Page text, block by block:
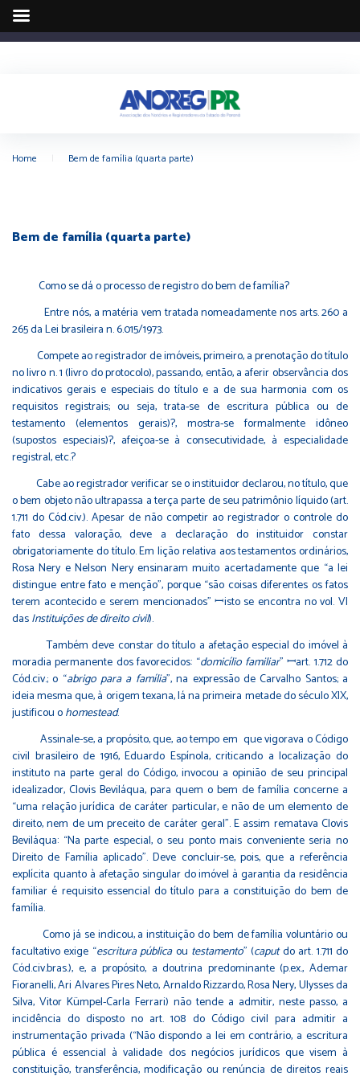
Home Bem de família (quarta parte)
Bem de família (quarta parte)
Como se dá o processo de registro do bem de família?
Entre nós, a matéria vem tratada nomeadamente nos arts. 260 a
265 da Lei brasileira n. 6.015/1973.
Compete ao registrador de imóveis, primeiro, a prenotação do título
no livro n. 1 (livro do protocolo), passando, então, a aferir observância dos
indicativos gerais e especiais do título e a de sua harmonia com os
requisitos registrais; ou seja, trata-se de escritura pública ou de
testamento (elementos gerais)?, mostra-se formalmente idôneo
(supostos especiais)?, afeiçoa-se à consecutividade, à especialidade
registral, etc.?
Cabe ao registrador verificar se o instituidor declarou, no título, que
o bem objeto não ultrapassa a terça parte de seu patrimônio líquido (art.
1.711 do Cód.civ.). Apesar de não competir ao registrador o controle do
fato dessa valoração, deve a declaração do instituidor constar
obrigatoriamente do título. Em lição relativa aos testamentos ordinários,
Rosa Nery e Nelson Nery ensinaram muito acertadamente que “a lei
distingue entre fato e menção”, porque “são coisas diferentes os fatos
terem acontecido e serem mencionados” ꟷisto se encontra no vol. VI
dasInstituições de direito civil).
Também deve constar do título a afetação especial do imóvel à
moradia permanente dos favorecidos: “domicílio familiar” ꟷart. 1.712 do
Cód.civ.; o “abrigo para a família”, na expressão de Carvalho Santos; a
ideia mesma que, à origem texana, lá na primeira metade do século XIX,
justificou ohomestead.
Assinale-se, a propósito, que, ao tempo em que vigorava o Código
civil brasileiro de 1916, Eduardo Espínola, criticando a localização do
instituto na parte geral do Código, invocou a opinião de seu principal
idealizador, Clovis Beviláqua, para quem o bem de família concerne a
“uma relação jurídica de caráter particular, e não de um elemento de
direito, nem de um preceito de caráter geral”. E assim rematava Clovis
Beviláqua: “Na parte especial, o seu ponto mais conveniente seria no
Direito de Família aplicado”. Deve concluir-se, pois, que a referência
explícita quanto à afetação singular do imóvel à garantia da residência
familiar é requisito essencial do título para a constituição do bem de
família.
Como já se indicou, a instituição do bem de família voluntário ou
facultativo exige “escritura públicaou testamento” (caputdo art. 1.711 do
Cód.civ.bras.), e, a propósito, a doutrina predominante (p.ex., Ademar
Fioranelli, Ari Alvares Pires Neto, Arnaldo Rizzardo, Rosa Nery, Ulysses da
Silva, Vitor Kümpel-Carla Ferrari) não tende a admitir, neste passo, a
incidência do disposto no art. 108 do Código civil para admitir a
instrumentação privada (“Não dispondo a lei em contrário, a escritura
pública é essencial à validade dos negócios jurídicos que visem à
constituição, transferência, modificação ou renúncia de direitos reais